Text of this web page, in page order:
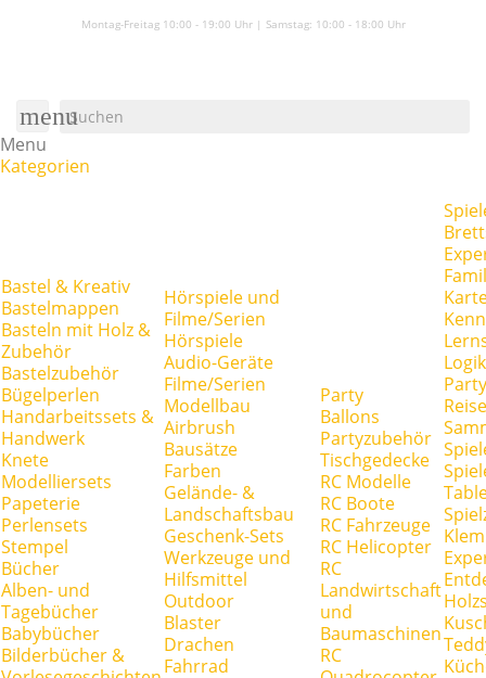
Montag-Freitag 10:00 - 19:00 Uhr | Samstag: 10:00 - 18:00 Uhr
menu
Menu
Kategorien
Bastel & Kreativ
Bastelmappen
Basteln mit Holz &
Zubehör
Bastelzubehör
Bügelperlen
Handarbeitssets &
Handwerk
Knete
Modelliersets
Papeterie
Perlensets
Stempel
Bücher
Alben- und
Tagebücher
Babybücher
Bilderbücher &
Hörspiele und
Filme/Serien
Hörspiele
Audio-Geräte
Filme/Serien
Modellbau
Airbrush
Bausätze
Farben
Gelände- &
Landschaftsbau
Geschenk-Sets
Werkzeuge und
Hilfsmittel
Outdoor
Blaster
Drachen
Fahrrad
Party
Ballons
Partyzubehör
Tischgedecke
RC Modelle
RC Boote
RC Fahrzeuge
RC Helicopter
RC
Landwirtschaft
und
Baumaschinen
RC